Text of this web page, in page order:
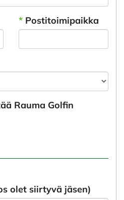
* Postitoimipaikka
Rauma Golfin
olet siirtyvä jäsen)